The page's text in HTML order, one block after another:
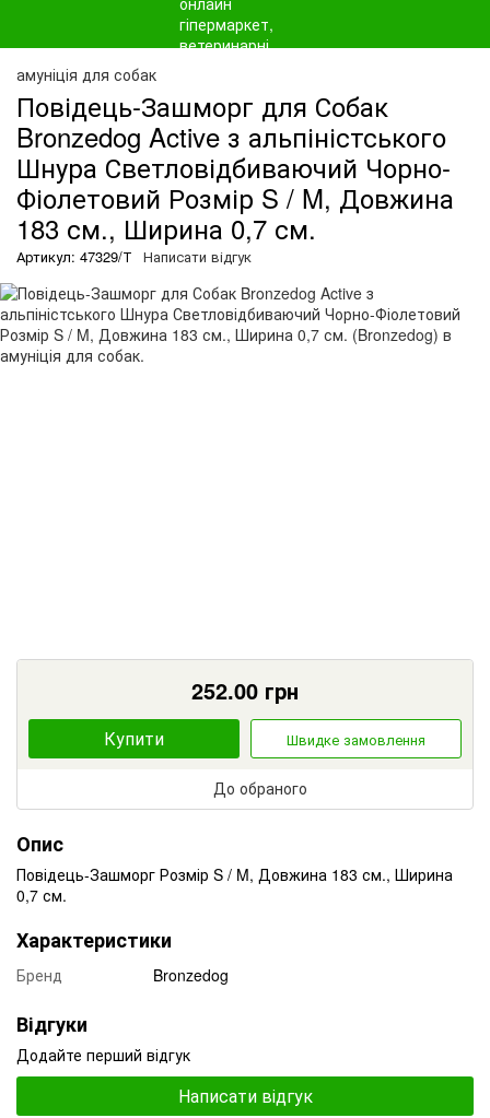
амуніція для собак
Повідець-Зашморг для Собак
Bronzedog Active з альпіністського
Шнура Светловідбиваючий Чорно-
Фіолетовий Розмір S / M, Довжина
183 см., Ширина 0,7 см.
Артикул: 47329/Т Написати відгук
252.00 грн
Купити Швидке замовлення
До обраного
Опис
Повідець-Зашморг Розмір S / M, Довжина 183 см., Ширина
0,7 см.
Характеристики
Бренд Bronzedog
Відгуки
Додайте перший відгук
Написати відгук